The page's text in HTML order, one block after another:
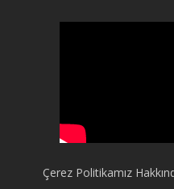
Çerez Politikamız